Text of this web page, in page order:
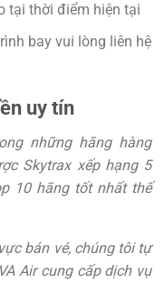
tại thời điểm hiện tại
bay vui lòng liên hệ
uy tín
những hãng hàng
Skytrax xếp hạng 5
10 hãng tốt nhất thế
bán vé, chúng tôi tự
Air cung cấp dịch vụ